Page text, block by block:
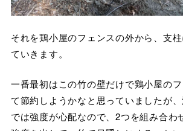
それを鶏小屋のフェンスの外から、支
ていきます。
一番最初はこの竹の壁だけで鶏小屋の
て節約しようかなと思っていましたが
では強度が心配なので、2つを組み合わ